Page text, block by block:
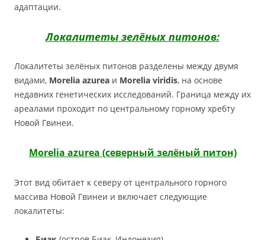
адаптации.
Локалитеты зелёных питонов:
Локалитеты зелёных питонов разделены между двумя
видами, Morelia azurea и Morelia viridis, на основе
недавних генетических исследований. Граница между их
ареалами проходит по центральному горному хребту
Новой Гвинеи.
Morelia azurea (северный зелёный питон)
Этот вид обитает к северу от центрального горного
массива Новой Гвинеи и включает следующие
локалитеты: